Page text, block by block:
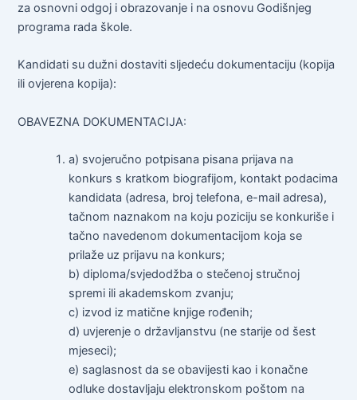
za osnovni odgoj i obrazovanje i na osnovu Godišnjeg
programa rada škole.
Kandidati su dužni dostaviti sljedeću dokumentaciju (kopija
ili ovjerena kopija):
OBAVEZNA DOKUMENTACIJA:
a) svojeručno potpisana pisana prijava na
konkurs s kratkom biografijom, kontakt podacima
kandidata (adresa, broj telefona, e-mail adresa),
tačnom naznakom na koju poziciju se konkuriše i
tačno navedenom dokumentacijom koja se
prilaže uz prijavu na konkurs;
b) diploma/svjedodžba o stečenoj stručnoj
spremi ili akademskom zvanju;
c) izvod iz matične knjige rođenih;
d) uvjerenje o državljanstvu (ne starije od šest
mjeseci);
e) saglasnost da se obavijesti kao i konačne
odluke dostavljaju elektronskom poštom na